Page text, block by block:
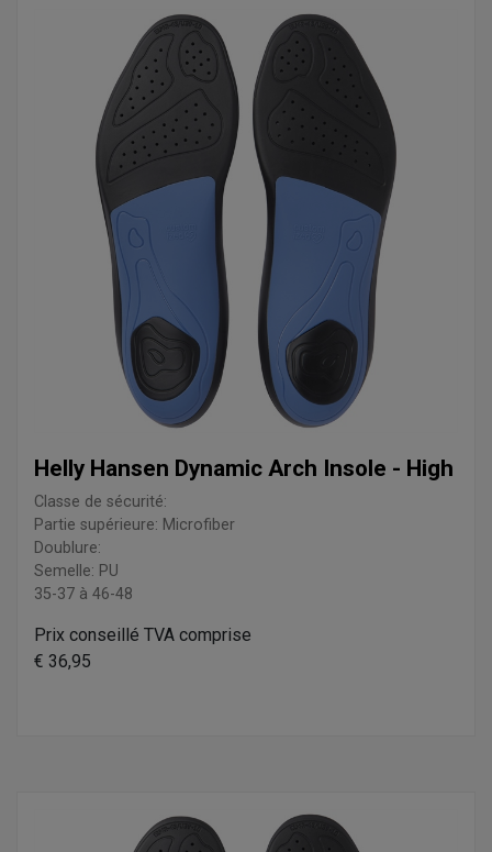
Helly Hansen Dynamic Arch Insole - High
Classe de sécurité:
Partie supérieure: Microfiber
Doublure:
Semelle: PU
35-37 à 46-48
Prix conseillé TVA comprise
€ 36,95